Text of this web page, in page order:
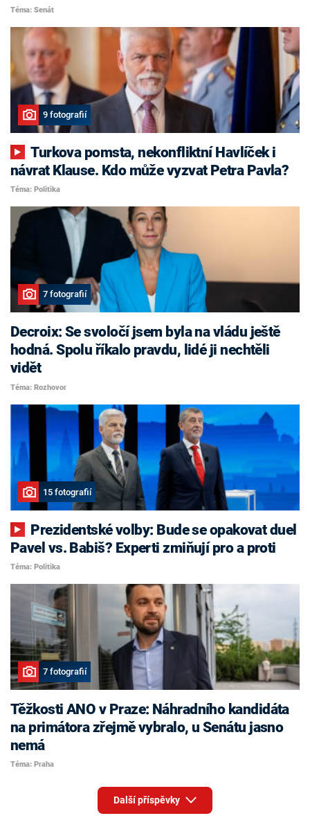
Téma: Senát
9 fotografií
Turkova pomsta, nekonfliktní Havlíček i
návrat Klause. Kdo může vyzvat Petra Pavla?
Téma: Politika
7 fotografií
Decroix: Se svoločí jsem byla na vládu ještě
hodná. Spolu říkalo pravdu, lidé ji nechtěli
vidět
Téma: Rozhovor
15 fotografií
Pavel vs. Babiš? Experti zmiňují pro a proti
Téma: Politika
7 fotografií
Těžkosti ANO v Praze: Náhradního kandidáta
na primátora zřejmě vybralo, u Senátu jasno
nemá
Téma: Praha
Další příspěvky